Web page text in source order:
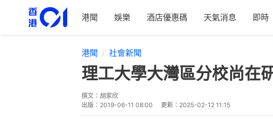
港聞 娛樂 酒店優惠碼 天氣消息 即時
港聞 社會新聞
理工大學大灣區分校尚在
撰文： 胡家欣
出版： 2019-06-11 08:00 更新： 2025-02-12 11:15